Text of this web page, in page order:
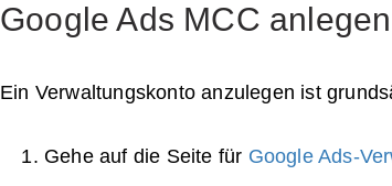
Google Ads MCC anlegen
Ein Verwaltungskonto anzulegen ist
Gehe auf die Seite für Google Ads-